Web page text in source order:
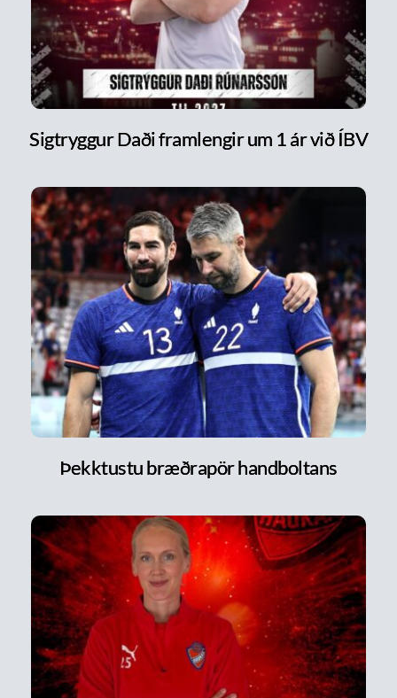
Sigtryggur Daði framlengir um 1 ár við ÍBV
Þekktustu bræðrapör handboltans